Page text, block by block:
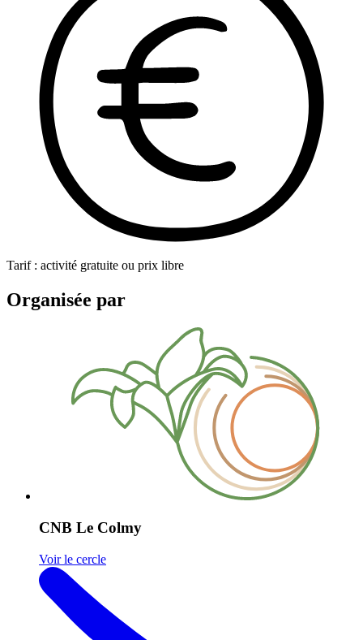
Tarif : activité gratuite ou prix libre
Organisée par
CNB Le Colmy
Voir le cercle